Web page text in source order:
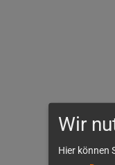
Wir
Hier können